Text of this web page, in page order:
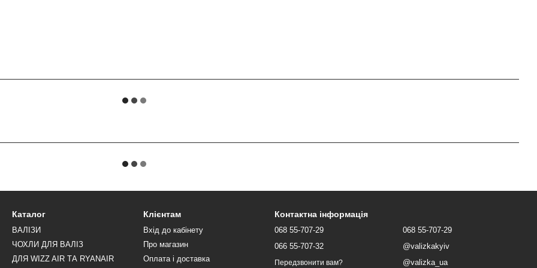
Каталог
ВАЛІЗИ
ЧОХЛИ ДЛЯ ВАЛІЗ
ДЛЯ WIZZ AIR ТА RYANAIR
Клієнтам
Вхід до кабінету
Про магазин
Оплата і доставка
Контактна інформація
068 55-707-29
066 55-707-32
Передзвонити вам?
068 55-707-29
@valizkakyiv
@valizka_ua